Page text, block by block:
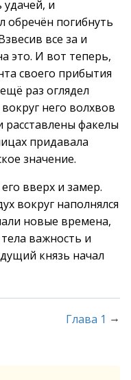
и
погибнуть
все за и
это. И вот теперь,
своего прибытия
раз оглядел
него волхвов
расставлены факелы
придавала
значение.
вверх и замер.
вокруг наполнялся
новые времена,
важность и
князь начал
Глава 1 →